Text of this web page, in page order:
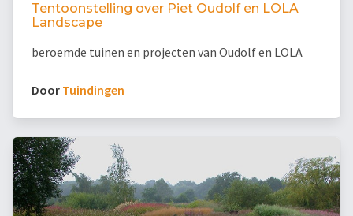
Tentoonstelling over Piet Oudolf en LOLA
Landscape
beroemde tuinen en projecten van Oudolf en LOLA
Door Tuindingen